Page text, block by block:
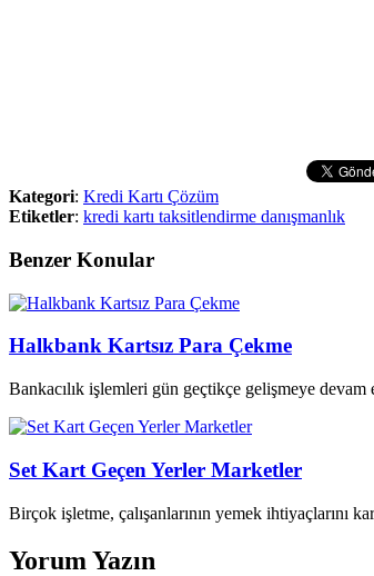
Kategori: Kredi Kartı Çözüm
Etiketler: kredi kartı taksitlendirme danışmanlık
Benzer Konular
Halkbank Kartsız Para Çekme
Bankacılık işlemleri gün geçtikçe gelişmeye
Set Kart Geçen Yerler Marketler
Birçok işletme, çalışanlarının yemek ihtiyaçlarını
Yorum Yazın